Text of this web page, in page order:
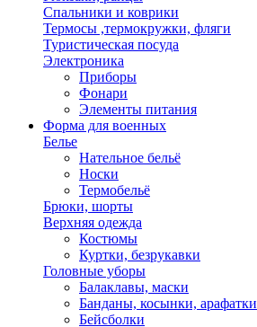
Спальники и коврики
Термосы ,термокружки, фляги
Туристическая посуда
Электроника
Приборы
Фонари
Элементы питания
Форма для военных
Белье
Нательное бельё
Носки
Термобельё
Брюки, шорты
Верхняя одежда
Костюмы
Куртки, безрукавки
Головные уборы
Балаклавы, маски
Банданы, косынки, арафатки
Бейсболки